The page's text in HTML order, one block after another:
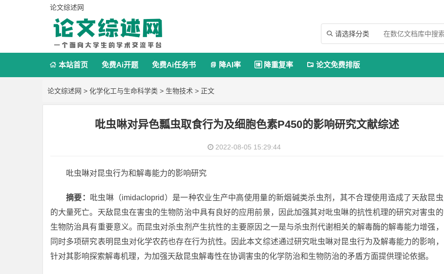
论文综述网
 请选择分类
 本站首页 免费Ai开题 免费Ai任务书  降AI率  降重复率  论文免费排版
论文综述网 > 化学化工与生命科学类 > 生物技术 > 正文
吡虫啉对异色瓢虫取食行为及细胞色素P450的影响研究文献综述
2022-08-05 15:29:44
吡虫啉对昆虫行为和解毒能力的影响研究
摘要：
吡虫啉（imidacloprid）是一种农业生产中高使用量的新烟碱类杀虫剂，其不合理使用造成了天敌昆虫
的大量死亡。天敌昆虫在害虫的生物防治中具有良好的应用前景，因此加强其对吡虫啉的抗性机理的研究对害虫的
生物防治具有重要意义。而昆虫对杀虫剂产生抗性的主要原因之一是与杀虫剂代谢相关的解毒酶的解毒能力增强，
同时多项研究表明昆虫对化学农药也存在行为抗性。因此本文综述通过研究吡虫啉对昆虫行为及解毒能力的影响，
针对其影响探索解毒机理，为加强天敌昆虫解毒性在协调害虫的化学防治和生物防治的矛盾方面提供理论依据。